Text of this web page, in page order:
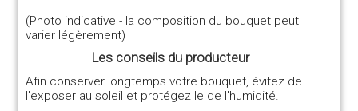
(Photo indicative - la composition du bouquet peut
varier légèrement)
Les conseils du producteur
Afin conserver longtemps votre bouquet, évitez de
l'exposer au soleil et protégez le de l'humidité.